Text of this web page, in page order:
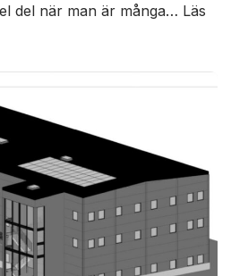
del när man är många… Läs